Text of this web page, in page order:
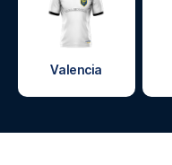
Valencia